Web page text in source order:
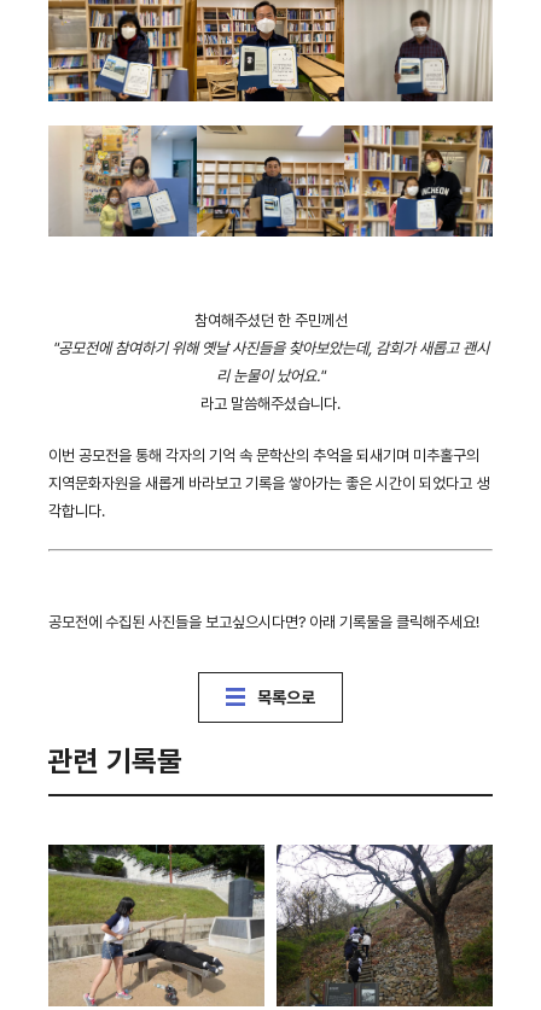
참여해주셨던 한 주민께선
"공모전에 참여하기 위해 옛날 사진들을 찾아보았는데, 감회가 새롭고 괜시
리 눈물이 났어요."
라고 말씀해주셨습니다.
이번 공모전을 통해 각자의 기억 속 문학산의 추억을 되새기며 미추홀구의
지역문화자원을 새롭게 바라보고 기록을 쌓아가는 좋은 시간이 되었다고 생
각합니다.
공모전에 수집된 사진들을 보고싶으시다면? 아래 기록물을 클릭해주세요!
목록으로
관련 기록물